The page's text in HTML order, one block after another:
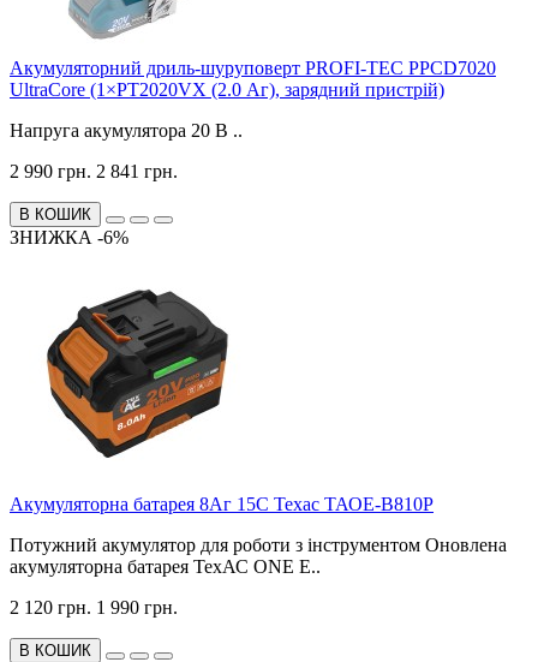
Акумуляторний дриль-шуруповерт PROFI-TEC PPCD7020
UltraCore (1×PT2020VX (2.0 Аг), зарядний пристрій)
Напруга акумулятора 20 В ..
2 990 грн. 2 841 грн.
В КОШИК
ЗНИЖКА -6%
Акумуляторна батарея 8Аг 15С Техас ТАОЕ-B810P
Потужний акумулятор для роботи з інструментом Оновлена
акумуляторна батарея ТехАС ONE E..
2 120 грн. 1 990 грн.
В КОШИК